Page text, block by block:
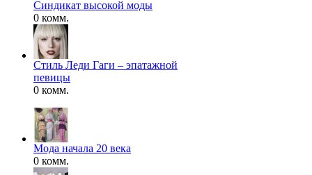
Синдикат высокой моды
0 комм.
Стиль Леди Гаги – эпатажной
певицы
0 комм.
Мода начала 20 века
0 комм.